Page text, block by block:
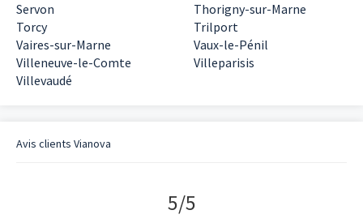
Servon
Thorigny-sur-Marne
Torcy
Trilport
Vaires-sur-Marne
Vaux-le-Pénil
Villeneuve-le-Comte
Villeparisis
Villevaudé
Avis clients Vianova
5/5